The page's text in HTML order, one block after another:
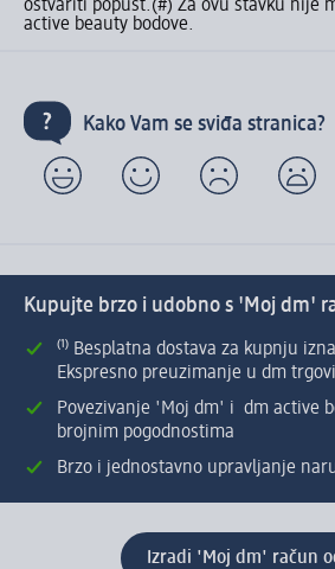
ostvariti popust.(#) Za ovu stavku nije
active beauty bodove.
Kako Vam se sviđa stranica?
Kupujte brzo i udobno s 'Moj dm'
⁽¹⁾ Besplatna dostava za kupnju
Ekspresno preuzimanje u dm
Povezivanje 'Moj dm' i dm active
brojnim pogodnostima
Brzo i jednostavno upravljanje
Izradi 'Moj dm' račun